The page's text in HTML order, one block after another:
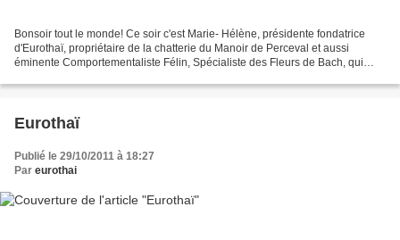
Bonsoir tout le monde! Ce soir c'est Marie- Hélène, présidente fondatrice
d'Eurothaï, propriétaire de la chatterie du Manoir de Perceval et aussi
éminente Comportementaliste Félin, Spécialiste des Fleurs de Bach, qui
Eurothaï
Publié le 29/10/2011 à 18:27
Par eurothai